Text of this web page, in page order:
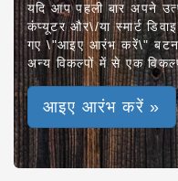
यदि आप पहली बार अपने
कंप्यूटर और\/या स्मार्ट
गए \"आइए आरंभ करें\" बटन
अन्य विकल्पों में से एक
आइए आरंभ करें »